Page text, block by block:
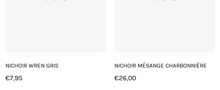
NICHOIR WREN GRIS
Prix
€7,95
NICHOIR MÉSANGE CHARBONNIÈRE
Prix
€26,00